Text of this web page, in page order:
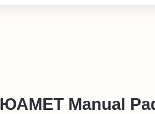
ЮАМЕТ Manual